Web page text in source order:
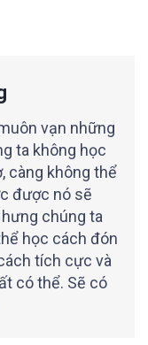
vạn những
ta không học
càng không thể
được nó sẽ
chúng ta
học cách đón
tích cực và
có thể. Sẽ có